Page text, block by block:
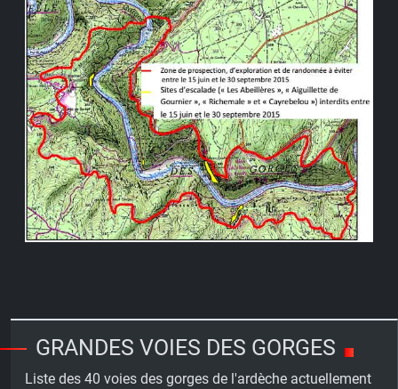
GRANDES VOIES DES GORGES
Liste des 40 voies des gorges de l'ardèche actuellement